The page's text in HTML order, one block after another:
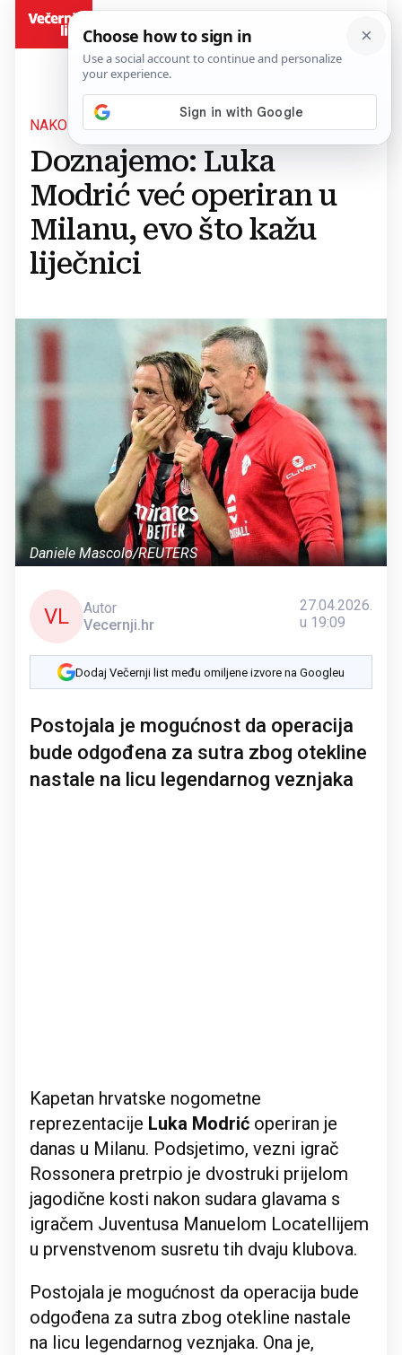
NAKON DVOSTRUKOG PRIJELOMA
Doznajemo: Luka
Modrić već operiran u
Milanu, evo što kažu
liječnici
Daniele Mascolo/REUTERS
VL
Autor
Vecernji.hr
27.04.2026.
u 19:09
Dodaj Večernji list među omiljene izvore na Googleu
Postojala je mogućnost da operacija
bude odgođena za sutra zbog otekline
nastale na licu legendarnog veznjaka
Kapetan hrvatske nogometne
reprezentacije Luka Modrić operiran je
danas u Milanu. Podsjetimo, vezni igrač
Rossonera pretrpio je dvostruki prijelom
jagodične kosti nakon sudara glavama s
igračem Juventusa Manuelom Locatellijem
u prvenstvenom susretu tih dvaju klubova.
Postojala je mogućnost da operacija bude
odgođena za sutra zbog otekline nastale
na licu legendarnog veznjaka. Ona je,